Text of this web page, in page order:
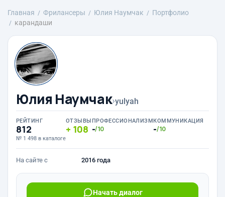
Главная Фрилансеры Юлия Наумчак
Портфолио
карандаши
Юлия Наумчак›yulyah
РЕЙТИНГ
812
№ 1 498 в каталоге
ОТЗЫВЫ
108
ПРОФЕССИОНАЛИЗМ
-/10
КОММУНИКАЦИЯ
-/10
На сайте с 2016 года
Начать диалог